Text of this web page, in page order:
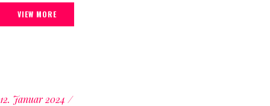
VIEW MORE
12. Januar 2024